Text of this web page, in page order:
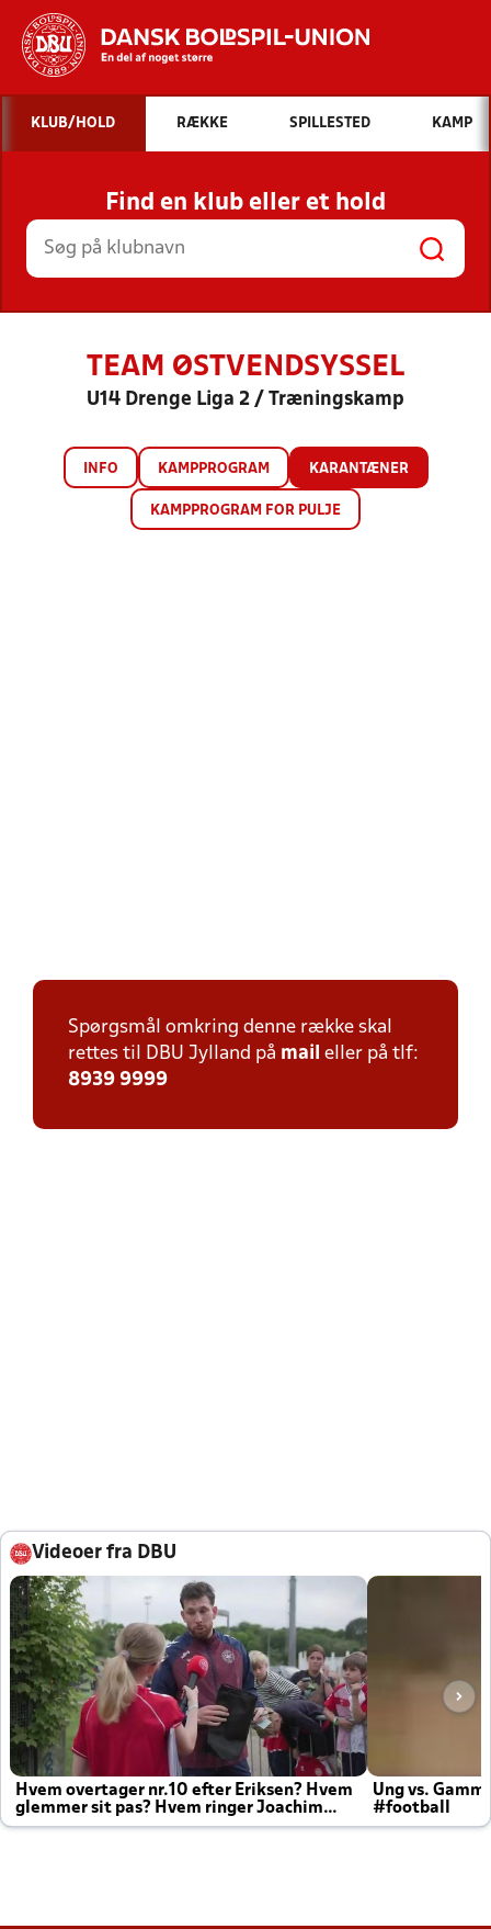
Hvad vil du søge efter?
INDHOLD OG NYHEDER
STILLINGER, RESULTATER, KLUBBER OG
HOLD
KLUB/HOLD RÆKKE SPILLESTED KAMP
Find en klub eller et hold
TEAM ØSTVENDSYSSEL
U14 Drenge Liga 2 / Træningskamp
INFO KAMPPROGRAM KARANTÆNER
KAMPPROGRAM FOR PULJE
Spørgsmål omkring denne række skal
rettes til DBU Jylland på mail eller på tlf:
8939 9999
Videoer fra DBU
Hvem overtager nr.10 efter Eriksen? Hvem
glemmer sit pas? Hvem ringer Joachim
altid til efter kampe?
Ung vs.
#football